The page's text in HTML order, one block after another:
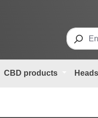
CBD products